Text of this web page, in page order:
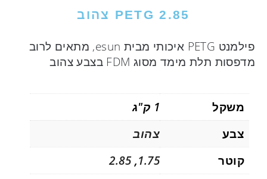
PETG 2.85 צהוב
פילמנט PETG איכותי מבית esun, מתאים לרוב
מדפסות תלת מימד מסוג FDM בצבע צהוב
משקל
1 ק"ג
צבע
צהוב
קוטר
1.75
,
2.85